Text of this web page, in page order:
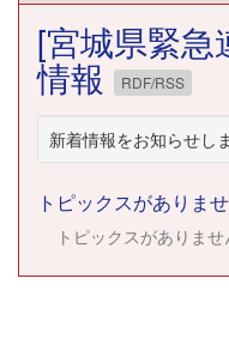
[宮城県緊急
情報 RDF/RSS
新着情報をお知らせしま
トピックスがありませ
トピックスがありませ